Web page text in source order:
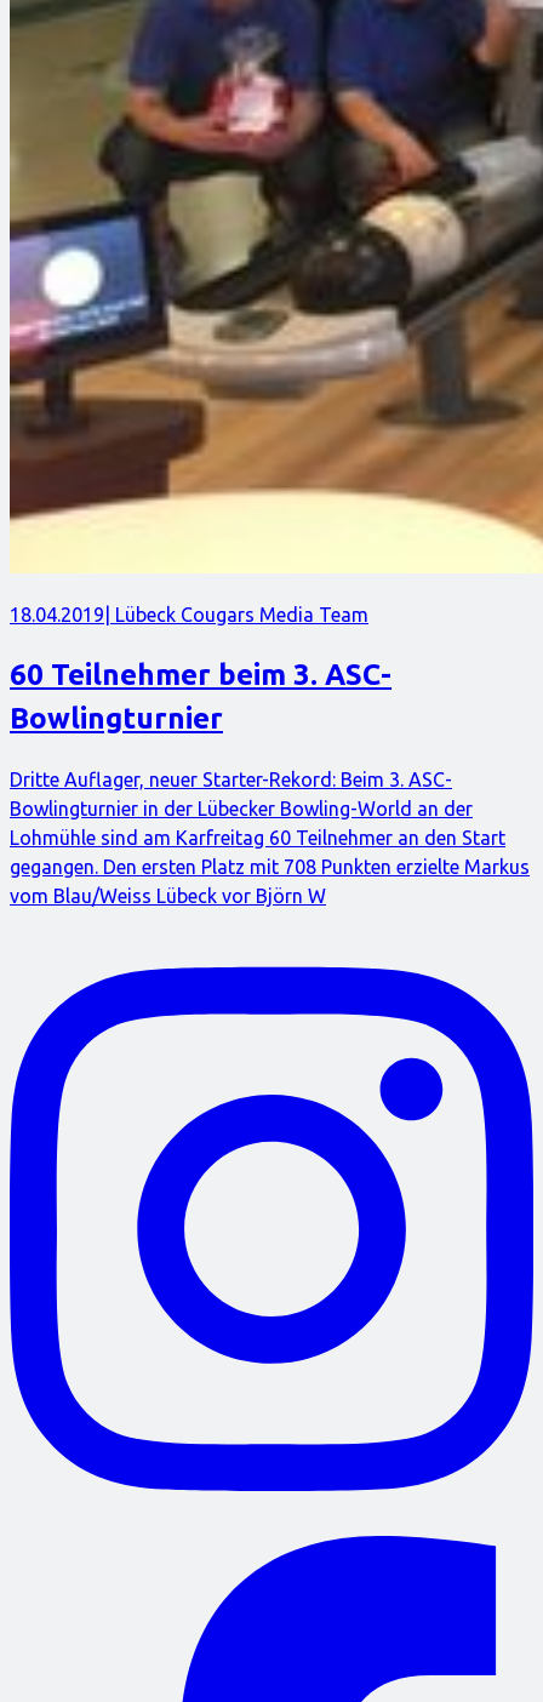
18.04.2019 | Lübeck Cougars Media Team
60 Teilnehmer beim 3. ASC-
Bowlingturnier
Dritte Auflager, neuer Starter-Rekord: Beim 3. ASC-
Bowlingturnier in der Lübecker Bowling-World an der
Lohmühle sind am Karfreitag 60 Teilnehmer an den Start
gegangen. Den ersten Platz mit 708 Punkten erzielte Markus
vom Blau/Weiss Lübeck vor Björn W